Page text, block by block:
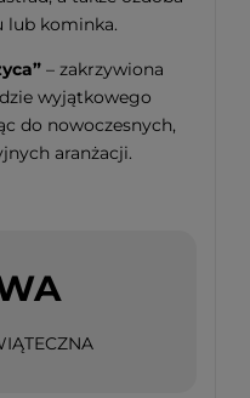
lub kominka.
– zakrzywiona
wyjątkowego
do nowoczesnych,
aranżacji.